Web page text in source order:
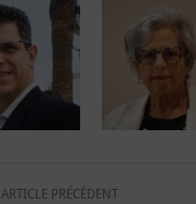
ARTICLE PRÉCÉDENT